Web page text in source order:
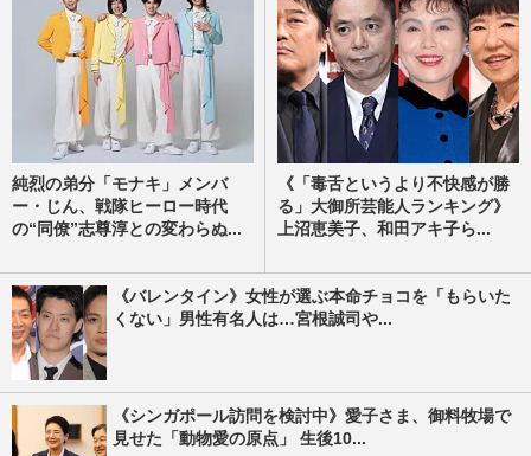
純烈の弟分「モナキ」メンバ
ー・じん、戦隊ヒーロー時代
の“同僚”志尊淳との変わらぬ...
《「毒舌というより不快感が勝
る」大御所芸能人ランキング》
上沼恵美子、和田アキ子ら...
《バレンタイン》女性が選ぶ本命チョコを「もらいた
くない」男性有名人は…宮根誠司や...
《シンガポール訪問を検討中》愛子さま、御料牧場で
見せた「動物愛の原点」 生後10...